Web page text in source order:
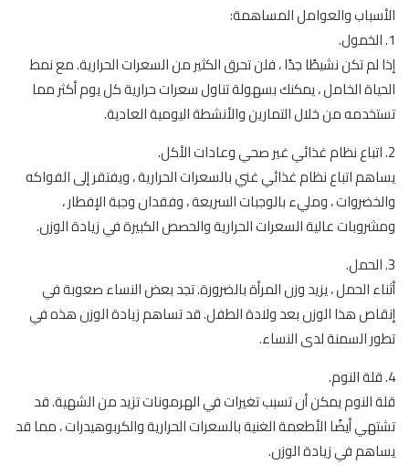
الأسباب والعوامل المساهمة:
1. الخمول.
إذا لم تكن نشيطًا جدًا ، فلن تحرق الكثير من السعرات الحرارية. مع نمط
الحياة الخامل ، يمكنك بسهولة تناول سعرات حرارية كل يوم أكثر مما
تستخدمه من خلال التمارين والأنشطة اليومية العادية.
2. اتباع نظام غذائي غير صحي وعادات الأكل.
يساهم اتباع نظام غذائي غني بالسعرات الحرارية ، ويفتقر إلى الفواكه
والخضروات ، ومليء بالوجبات السريعة ، وفقدان وجبة الإفطار ،
ومشروبات عالية السعرات الحرارية والحصص الكبيرة في زيادة الوزن.
3. الحمل.
أثناء الحمل ، يزيد وزن المرأة بالضرورة. تجد بعض النساء صعوبة في
إنقاص هذا الوزن بعد ولادة الطفل. قد تساهم زيادة الوزن هذه في
تطور السمنة لدى النساء.
4. قلة النوم.
قلة النوم يمكن أن تسبب تغيرات في الهرمونات تزيد من الشهية. قد
تشتهي أيضًا الأطعمة الغنية بالسعرات الحرارية والكربوهيدرات ، مما قد
يساهم في زيادة الوزن.